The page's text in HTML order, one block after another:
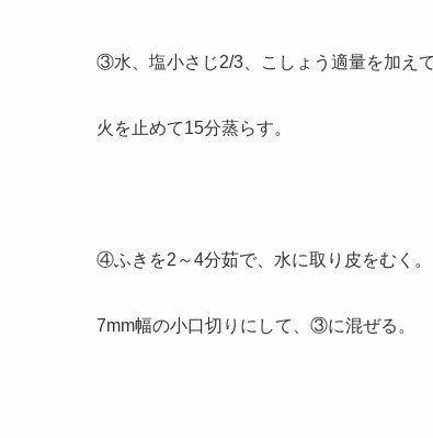
③水、塩小さじ2/3、こしょう適量を加え
火を止めて15分蒸らす。
④ふきを2～4分茹で、水に取り皮をむく。
7mm幅の小口切りにして、③に混ぜる。